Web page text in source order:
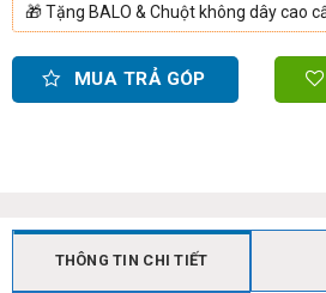
🎁Tặng BALO & Chuột không dây cao
MUA TRẢ GÓP
THÔNG TIN CHI TIẾT